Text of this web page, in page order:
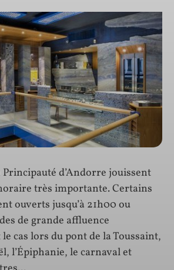
Principauté d’Andorre jouissent
très importante. Certains
ouverts jusqu’à 21h00 ou
de grande affluence
cas lors du pont de la Toussaint,
l’Épiphanie, le carnaval et